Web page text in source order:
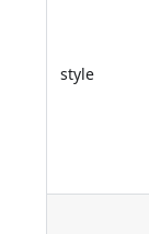
style